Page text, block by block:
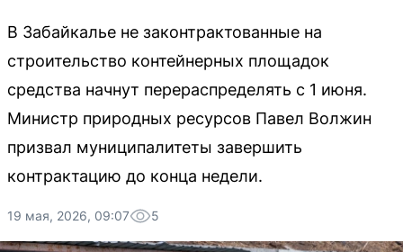
В Забайкалье не законтрактованные на
строительство контейнерных площадок
средства начнут перераспределять с 1 июня.
Министр природных ресурсов Павел Волжин
призвал муниципалитеты завершить
контрактацию до конца недели.
19 мая, 2026, 09:07 5